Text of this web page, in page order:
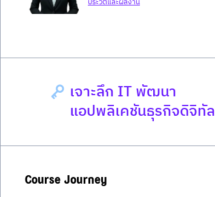
เจาะลึก IT พัฒนา
แอปพลิเคชันธุรกิจดิจิทัล
Course Journey